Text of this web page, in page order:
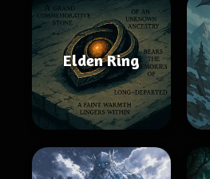
Elden Ring